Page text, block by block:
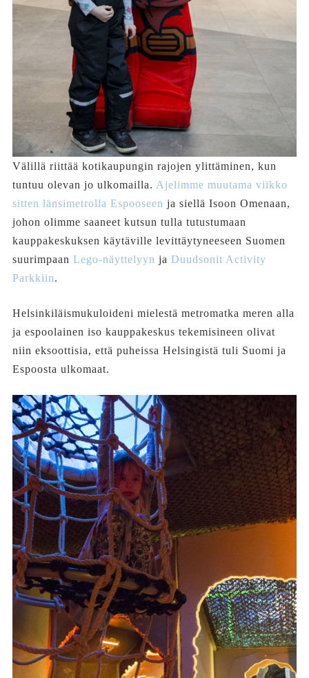
Välillä riittää kotikaupungin rajojen ylittäminen, kun
tuntuu olevan jo ulkomailla. Ajelimme muutama viikko
sitten länsimetrolla Espooseen ja siellä Isoon Omenaan,
johon olimme saaneet kutsun tulla tutustumaan
kauppakeskuksen käytäville levittäytyneeseen Suomen
suurimpaan Lego-näyttelyyn ja Duudsonit Activity
Parkkiin.
Helsinkiläismukuloideni mielestä metromatka meren alla
ja espoolainen iso kauppakeskus tekemisineen olivat
niin eksoottisia, että puheissa Helsingistä tuli Suomi ja
Espoosta ulkomaat.